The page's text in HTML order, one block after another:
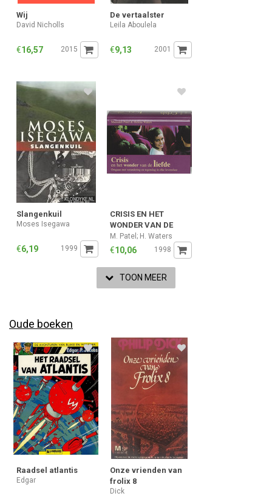
Wij
David Nicholls
€16,57 2015
De vertaalster
Leila Aboulela
€9,13 2001
Slangenkuil
Moses Isegawa
€6,19 1999
CRISIS EN HET
WONDER VAN DE
LIEFDE
M. Patel; H. Waters
€10,06 1998
TOON MEER
Oude boeken
Raadsel atlantis
Edgar
Onze vrienden van
frolix 8
Dick